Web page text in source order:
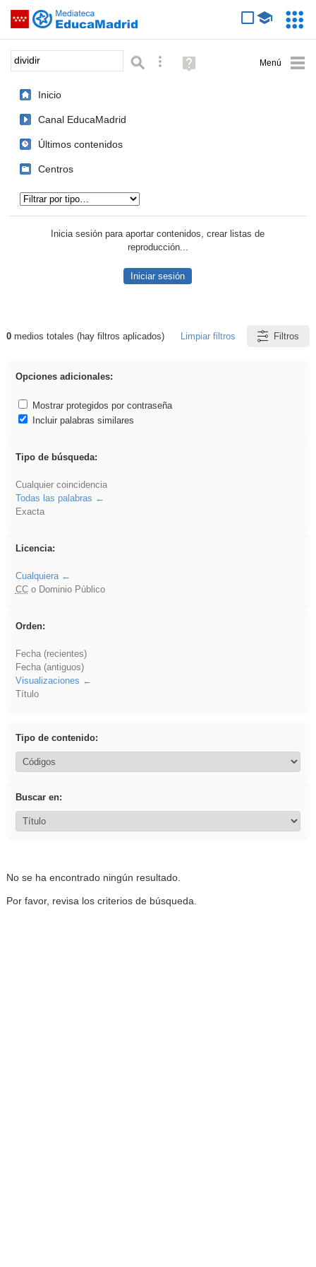
Saltar navegación
Palabra o frase: Búsqueda avanzada
Ayuda
(en
Inicio
Canal EducaMadrid
Últimos contenidos
Centros
Inicia sesión para aportar contenidos, crear listas de
reproducción...
Iniciar sesión
Resultados de: dividir
0medios totales (hay filtros aplicados) Limpiar filtros Filtros
Opciones adicionales:
Mostrar protegidos por contraseña
Incluir palabras similares
Tipo de búsqueda:
Cualquier coincidencia
Todas las palabras
Exacta
Licencia:
Cualquiera
CCo Dominio Público
Orden:
Fecha (recientes)
Fecha (antiguos)
Visualizaciones
Título
Tipo de contenido:
Buscar en:
No se ha encontrado ningún resultado.
Por favor, revisa los criterios de búsqueda.